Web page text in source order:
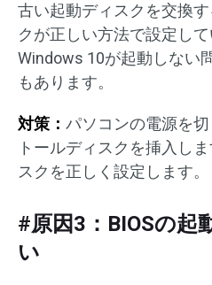
古い起動ディスクを交換
クが正しい方法で設定して
Windows 10が起動しない
もあります。
対策： パソコンの電源を
トールディスクを挿入し
スクを正しく設定します。
#原因3：BIOSの起
い